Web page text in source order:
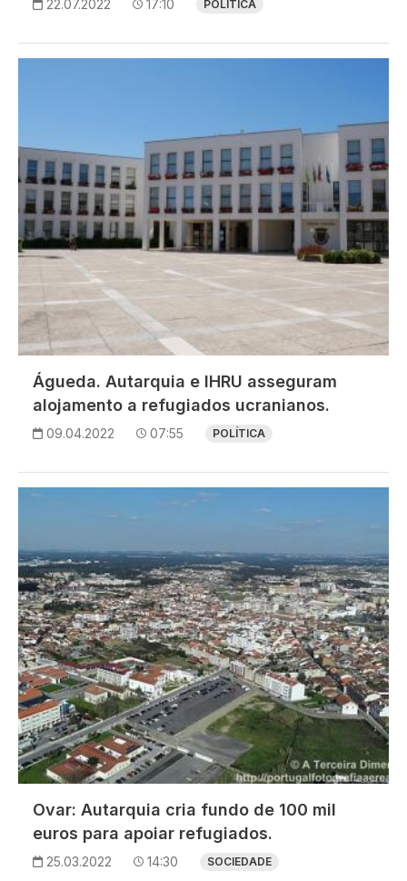
22.07.2022 17:10 POLÍTICA
Águeda. Autarquia e IHRU asseguram
alojamento a refugiados ucranianos.
09.04.2022 07:55 POLÍTICA
Ovar: Autarquia cria fundo de 100 mil
euros para apoiar refugiados.
25.03.2022 14:30 SOCIEDADE